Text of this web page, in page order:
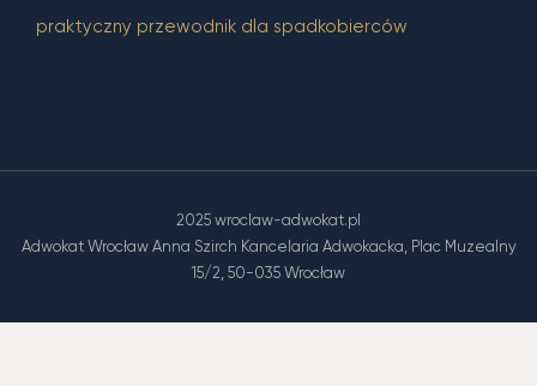
praktyczny przewodnik dla spadkobierców
2025 wroclaw-adwokat.pl
Adwokat Wrocław Anna Szirch Kancelaria Adwokacka, Plac Muzealny
15/2, 50-035 Wrocław